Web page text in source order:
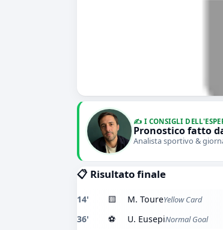
✍️ I CONSIGLI
Pronostico fatto
Analista sportivo &
📋 Risultato finale
14' 🟨 M. ToureYellow Card
36' ⚽ U. EusepiNormal Goal